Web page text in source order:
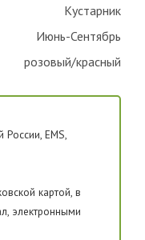
Кустарник
Июнь-Сентябрь
розовый/красный
EMS,
картой, в
электронными